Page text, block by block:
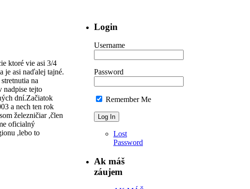
ktoré vie asi 3/4
je asi naďalej tajné.
na
nadpise tejto
dní.Začiatok
a nech ten rok
železničiar ,člen
oficialný
,lebo to
Login
Username
Password
Remember Me
Lost
Password
Ak máš
záujem